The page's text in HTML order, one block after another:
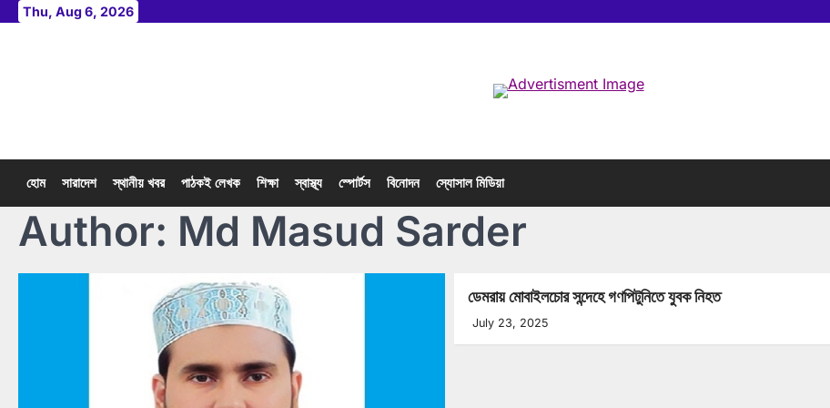
SkipThu, Aug 6, 2026
হোম সারাদেশ স্থানীয় খবর পাঠকই লেখক শিক্ষা স্বাস্থ্য স্পোর্টস বিনোদন স্যোসাল মিডিয়া
Author: Md Masud Sarder
ডেমরায় মোবাইলচোর সন্দেহে গণপিটুনিতে যুবক নিহত
July 23, 2025